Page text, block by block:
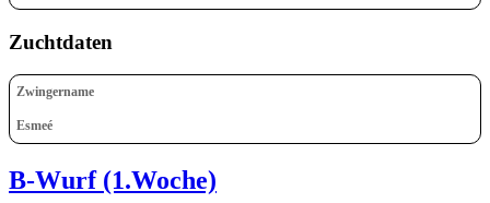
Zuchtdaten
Zwingername
Esmeé
B-Wurf (1.Woche)